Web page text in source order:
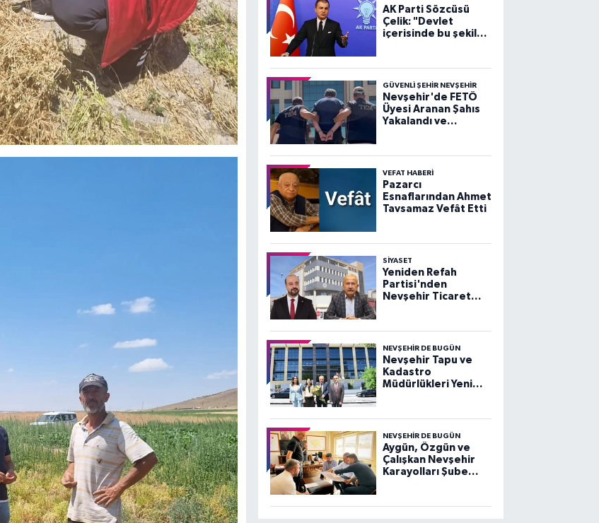
AK Parti Sözcüsü
Çelik: "Devlet
içerisinde bu şekilde
varsa devletten
söküp atacağız"
GÜVENLI ŞEHIR NEVŞEHIR
Nevşehir'de FETÖ
Üyesi Aranan Şahıs
Yakalandı ve
VEFAT HABERI
Pazarcı
Esnaflarından Ahmet
Tavsamaz Vefât Etti
SIYASET
Yeniden Refah
Partisi'nden
Nevşehir Ticaret
NEVŞEHIR DE BUGÜN
Nevşehir Tapu ve
Kadastro
Müdürlükleri Yeni
Başladı
NEVŞEHIR DE BUGÜN
Aygün, Özgün ve
Çalışkan Nevşehir
Karayolları Şube